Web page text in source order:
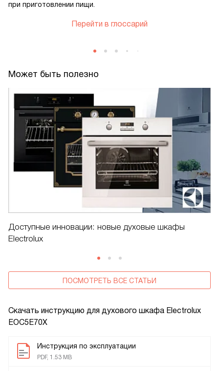
Скачать инструкцию для духового шкафа Electrolux
EOC5E70X
Инструкция по эксплуатации
PDF, 1.53 MB
при приготовлении пищи.
Перейти в глоссарий
Может быть полезно
Доступные инновации: новые духовые шкафы
Electrolux
ПОСМОТРЕТЬ ВСЕ СТАТЬИ